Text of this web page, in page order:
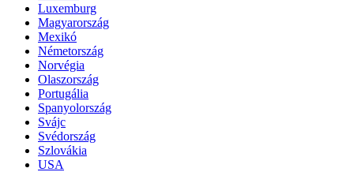
Luxemburg
Magyarország
Mexikó
Németország
Norvégia
Olaszország
Portugália
Spanyolország
Svájc
Svédország
Szlovákia
USA